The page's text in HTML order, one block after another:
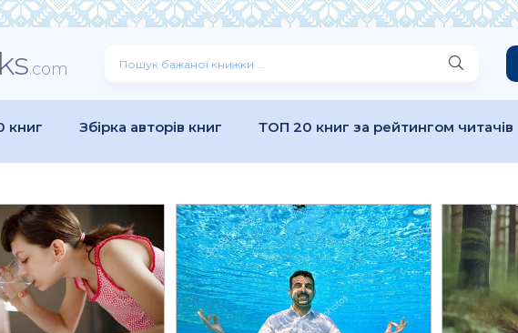
.com
книг Збірка авторів книг ТОП 20 книг за рейтингом читачів